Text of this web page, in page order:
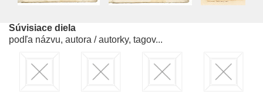
Súvisiace diela
podľa názvu, autora / autorky, tagov...